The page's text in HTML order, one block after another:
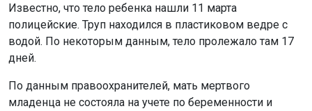
Известно, что тело ребенка нашли 11 марта
полицейские. Труп находился в пластиковом ведре с
водой. По некоторым данным, тело пролежало там 17
дней.
По данным правоохранителей, мать мертвого
младенца не состояла на учете по беременности и